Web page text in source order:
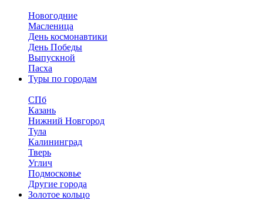
Новогодние
Масленица
День космонавтики
День Победы
Выпускной
Пасха
Туры по городам
СПб
Казань
Нижний Новгород
Тула
Калининград
Тверь
Углич
Подмосковье
Другие города
Золотое кольцо